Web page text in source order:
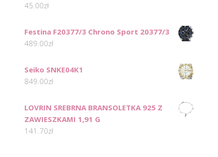
45.00zł
Festina F20377/3 Chrono Sport 20377/3
489.00zł
Seiko SNKE04K1
849.00zł
LOVRIN SREBRNA BRANSOLETKA 925 Z
ZAWIESZKAMI 1,91 G
141.70zł